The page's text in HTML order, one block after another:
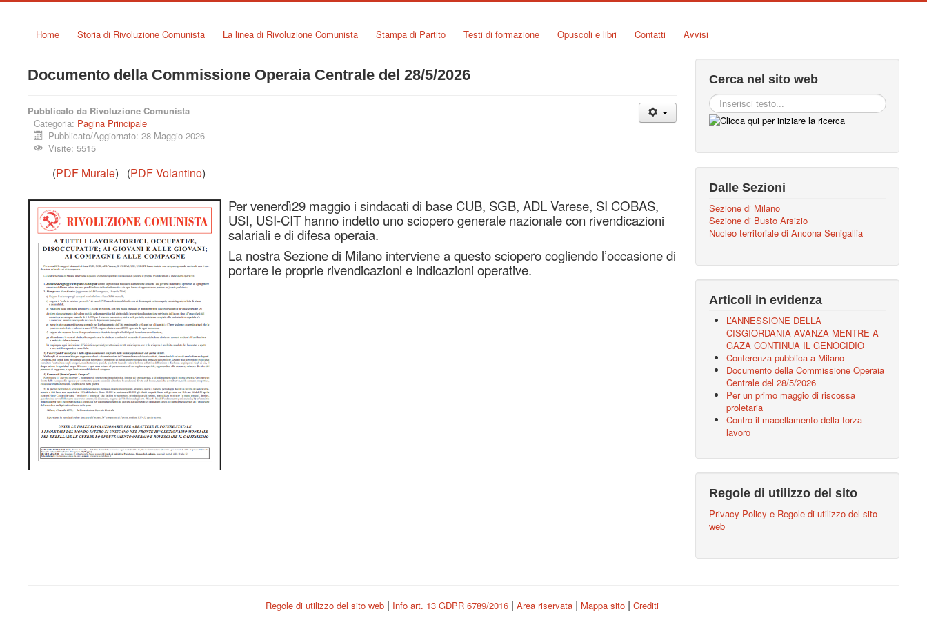
Home Storia di Rivoluzione Comunista La linea di Rivoluzione Comunista Stampa di Partito Testi di formazione Opuscoli e libri Contatti Avvisi
Documento della Commissione Operaia Centrale del 28/5/2026
Pubblicato da Rivoluzione Comunista
Categoria: Pagina Principale
Pubblicato/Aggiornato: 28 Maggio 2026
Visite: 5515
(PDF Murale) (PDF Volantino)
Per venerdì29 maggio i sindacati di base CUB, SGB, ADL Varese, SI COBAS,
USI, USI-CIT hanno indetto uno sciopero generale nazionale con rivendicazioni
salariali e di difesa operaia.
La nostra Sezione di Milano interviene a questo sciopero cogliendo l’occasione di
portare le proprie rivendicazioni e indicazioni operative.
Cerca nel sito web
Dalle Sezioni
Sezione di Milano
Sezione di Busto Arsizio
Nucleo territoriale di Ancona Senigallia
Articoli in evidenza
L’ANNESSIONE DELLA
CISGIORDANIA AVANZA MENTRE A
GAZA CONTINUA IL GENOCIDIO
Conferenza pubblica a Milano
Documento della Commissione Operaia
Centrale del 28/5/2026
Per un primo maggio di riscossa
proletaria
Contro il macellamento della forza
lavoro
Regole di utilizzo del sito
Privacy Policy e Regole di utilizzo del sito
web
Regole di utilizzo del sito web | Info art. 13 GDPR 6789/2016 | Area riservata | Mappa sito | Crediti